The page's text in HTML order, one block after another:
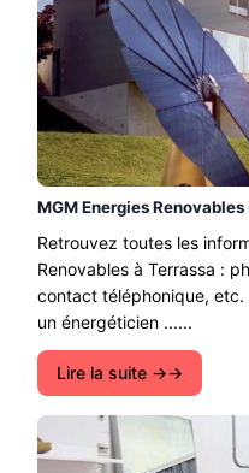
MGM Energies Renovables
Retrouvez toutes les
Renovables à Terrassa :
contact téléphonique, etc.
un énergéticien ......
Lire la suite →